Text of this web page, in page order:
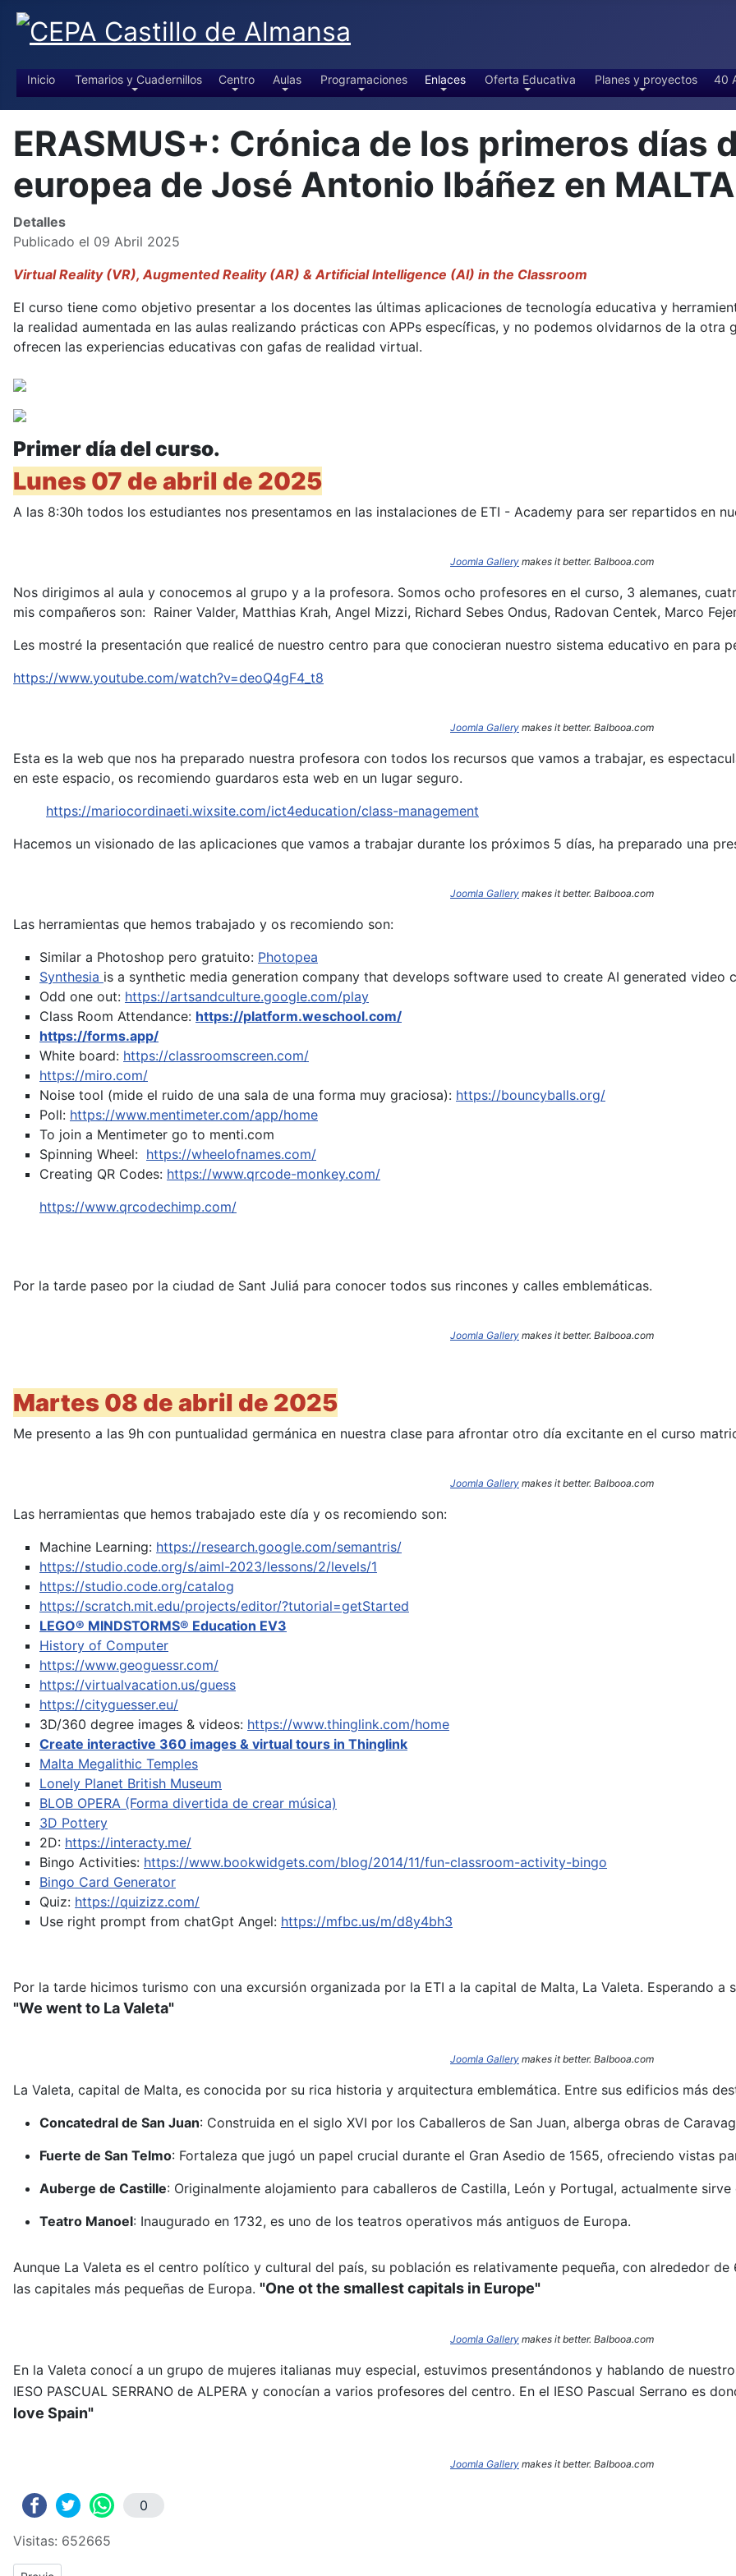
Inicio Temarios y Cuadernillos Centro Aulas Programaciones Enlaces Oferta Educativa Planes y proyectos 40
ERASMUS+: Crónica de los primeros días
europea de José Antonio Ibáñez en
Detalles
Publicado el 09 Abril 2025
Virtual Reality (VR), Augmented Reality (AR) & Artificial Intelligence (AI) in the Classroom
El curso tiene como objetivo presentar a los docentes las últimas aplicaciones de tecnología educativa y
la realidad aumentada en las aulas realizando prácticas con APPs específicas, y no podemos olvidarnos de la
ofrecen las experiencias educativas con gafas de realidad virtual.
Primer día del curso.
Lunes 07 de abril de 2025
A las 8:30h todos los estudiantes nos presentamos en las instalaciones de ETI - Academy para ser repartidos en
Joomla Gallery makes it better. Balbooa.com
Nos dirigimos al aula y conocemos al grupo y a la profesora. Somos ocho profesores en el curso, 3 alemanes,
mis compañeros son: Rainer Valder, Matthias Krah, Angel Mizzi, Richard Sebes Ondus, Radovan Centek, Marco
Les mostré la presentación que realicé de nuestro centro para que conocieran nuestro sistema educativo en para
https://www.youtube.com/watch?v=deoQ4gF4_t8
Joomla Gallery makes it better. Balbooa.com
Esta es la web que nos ha preparado nuestra profesora con todos los recursos que vamos a trabajar, es
en este espacio, os recomiendo guardaros esta web en un lugar seguro.
https://mariocordinaeti.wixsite.com/ict4education/class-management
Hacemos un visionado de las aplicaciones que vamos a trabajar durante los próximos 5 días, ha preparado una
Joomla Gallery makes it better. Balbooa.com
Las herramientas que hemos trabajado y os recomiendo son:
Similar a Photoshop pero gratuito: Photopea
Synthesia is a synthetic media generation company that develops software used to create AI generated video
Odd one out: https://artsandculture.google.com/play
Class Room Attendance: https://platform.weschool.com/
https://forms.app/
White board: https://classroomscreen.com/
https://miro.com/
Noise tool (mide el ruido de una sala de una forma muy graciosa): https://bouncyballs.org/
Poll: https://www.mentimeter.com/app/home
To join a Mentimeter go to menti.com
Spinning Wheel: https://wheelofnames.com/
Creating QR Codes: https://www.qrcode-monkey.com/
https://www.qrcodechimp.com/
Por la tarde paseo por la ciudad de Sant Juliá para conocer todos sus rincones y calles emblemáticas.
Joomla Gallery makes it better. Balbooa.com
Martes 08 de abril de 2025
Me presento a las 9h con puntualidad germánica en nuestra clase para afrontar otro día excitante en el curso
Joomla Gallery makes it better. Balbooa.com
Las herramientas que hemos trabajado este día y os recomiendo son:
Machine Learning: https://research.google.com/semantris/
https://studio.code.org/s/aiml-2023/lessons/2/levels/1
https://studio.code.org/catalog
https://scratch.mit.edu/projects/editor/?tutorial=getStarted
LEGO® MINDSTORMS® Education EV3
History of Computer
https://www.geoguessr.com/
https://virtualvacation.us/guess
https://cityguesser.eu/
3D/360 degree images & videos: https://www.thinglink.com/home
Create interactive 360 images & virtual tours in Thinglink
Malta Megalithic Temples
Lonely Planet British Museum
BLOB OPERA (Forma divertida de crear música)
3D Pottery
2D: https://interacty.me/
Bingo Activities: https://www.bookwidgets.com/blog/2014/11/fun-classroom-activity-bingo
Bingo Card Generator
Quiz: https://quizizz.com/
Use right prompt from chatGpt Angel: https://mfbc.us/m/d8y4bh3
Por la tarde hicimos turismo con una excursión organizada por la ETI a la capital de Malta, La Valeta. Esperando
"We went to La Valeta"
Joomla Gallery makes it better. Balbooa.com
La Valeta, capital de Malta, es conocida por su rica historia y arquitectura emblemática. Entre sus edificios más
Concatedral de San Juan: Construida en el siglo XVI por los Caballeros de San Juan, alberga obras de
Fuerte de San Telmo: Fortaleza que jugó un papel crucial durante el Gran Asedio de 1565, ofreciendo vistas
Auberge de Castille: Originalmente alojamiento para caballeros de Castilla, León y Portugal, actualmente
Teatro Manoel: Inaugurado en 1732, es uno de los teatros operativos más antiguos de Europa.
Aunque La Valeta es el centro político y cultural del país, su población es relativamente pequeña, con alrededor
las capitales más pequeñas de Europa. "One ot the smallest capitals in Europe"
Joomla Gallery makes it better. Balbooa.com
En la Valeta conocí a un grupo de mujeres italianas muy especial, estuvimos presentándonos y hablando de
IESO PASCUAL SERRANO de ALPERA y conocían a varios profesores del centro. En el IESO Pascual Serrano es
love Spain"
Joomla Gallery makes it better. Balbooa.com
0
Visitas: 652665